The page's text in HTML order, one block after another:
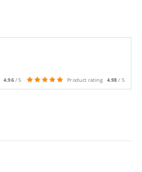
4.96/ 5 Product rating 4.98/ 5